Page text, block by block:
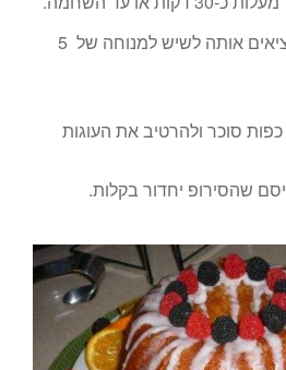
כאשר העוגה מוכנה , מוציאים אותה לשיש למנוחה של 5
לערבב 1/2 כוס מים + 2 כפות סוכר ולהרטיב את העוגות
שהסירופ יחדור בקלות.